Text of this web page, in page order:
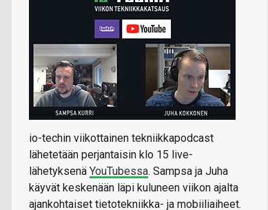
io-techin viikottainen tekniikkapodcast
lähetetään perjantaisin klo 15 live-
lähetyksenä YouTubessa. Sampsa ja Juha
käyvät keskenään läpi kuluneen viikon ajalta
ajankohtaiset tietotekniikka- ja mobiiliaiheet.